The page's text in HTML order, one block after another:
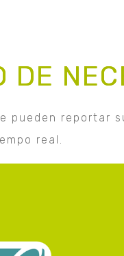
DE
pueden reportar
real.